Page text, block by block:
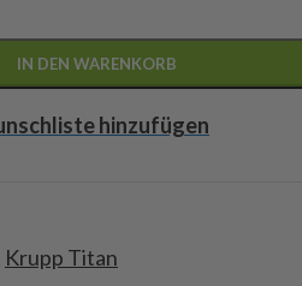
IN DEN WARENKORB
hinzufügen
Krupp Titan